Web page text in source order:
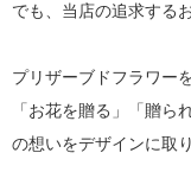
でも、当店の追求する
プリザーブドフラワー
「お花を贈る」「贈ら
の想いをデザインに取